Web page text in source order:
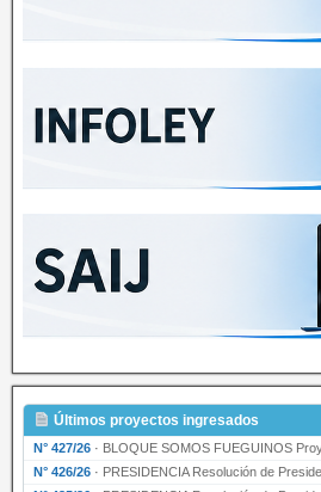
Últimos proyectos ingresados
N° 427/26 · BLOQUE SOMOS FUEGUINOS Proyecto de Declaración
N° 426/26 · PRESIDENCIA Resolución de Presidencia N° 216/